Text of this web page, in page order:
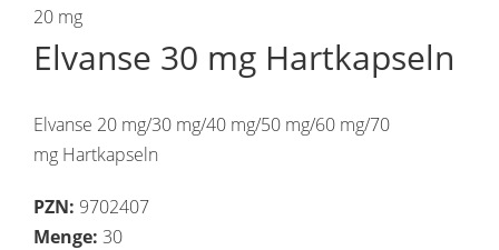
20 mg
Elvanse 30 mg Hartkapseln
Elvanse 20 mg/30 mg/40 mg/50 mg/60 mg/70
mg Hartkapseln
PZN: 9702407
Menge: 30